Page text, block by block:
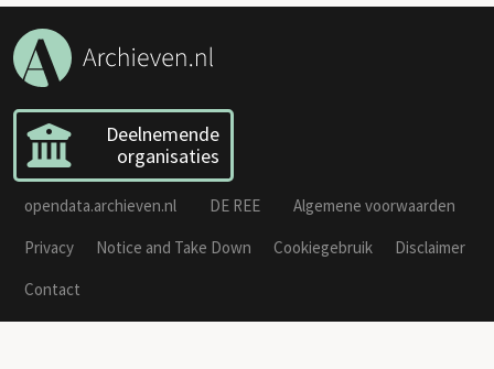
Deelnemende
organisaties
opendata.archieven.nl DE REE
Algemene voorwaarden
Privacy
Notice and Take Down Cookiegebruik
Disclaimer
Contact